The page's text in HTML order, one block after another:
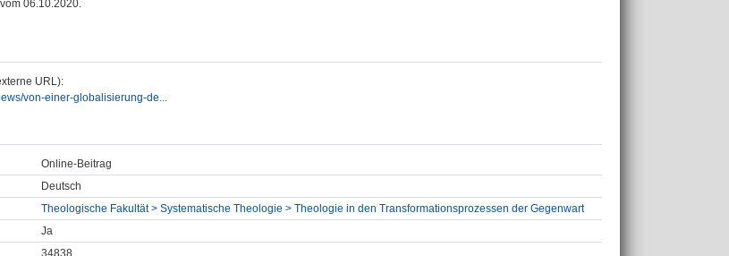
06.10.2020.
URL):
von-einer-globalisierung-de...
Online-Beitrag
Deutsch
Theologische Fakultät > Systematische Theologie > Theologie in den Transformationsprozessen der Gegenwart
Ja